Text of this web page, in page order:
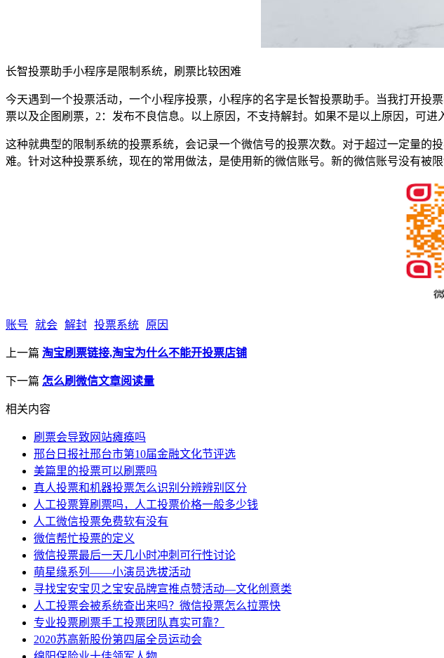
长智投票助手小程序是限制系统，刷票比较困难
今天遇到一个投票活动，一个小程序投票，小程序的名字是长智投票助手。当我打开投
票以及企图刷票，2：发布不良信息。以上原因，不支持解封。如果不是以上原因，可进
这种就典型的限制系统的投票系统，会记录一个微信号的投票次数。对于超过一定量的
难。针对这种投票系统，现在的常用做法，是使用新的微信账号。新的微信账号没有被限
账号 就会 解封 投票系统 原因
上一篇 淘宝刷票链接,淘宝为什么不能开投票店铺
下一篇 怎么刷微信文章阅读量
相关内容
刷票会导致网站瘫痪吗
邢台日报社邢台市第10届金融文化节评选
美篇里的投票可以刷票吗
真人投票和机器投票怎么识别分辨辨别区分
人工投票算刷票吗，人工投票价格一般多少钱
人工微信投票免费软有没有
微信帮忙投票的定义
微信投票最后一天几小时冲刺可行性讨论
萌星缘系列——小演员选拔活动
寻找宝安宝贝之宝安品牌宣推点赞活动—文化创意类
人工投票会被系统查出来吗？微信投票怎么拉票快
专业投票刷票手工投票团队真实可靠？
2020苏高新股份第四届全员运动会